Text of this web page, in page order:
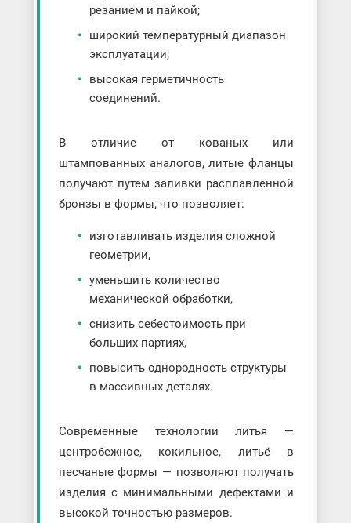
резанием и пайкой;
широкий температурный диапазон
эксплуатации;
высокая герметичность
соединений.
В отличие от кованых или
штампованных аналогов, литые фланцы
получают путем заливки расплавленной
бронзы в формы, что позволяет:
изготавливать изделия сложной
геометрии,
уменьшить количество
механической обработки,
снизить себестоимость при
больших партиях,
повысить однородность структуры
в массивных деталях.
Современные технологии литья —
центробежное, кокильное, литьё в
песчаные формы — позволяют получать
изделия с минимальными дефектами и
высокой точностью размеров.